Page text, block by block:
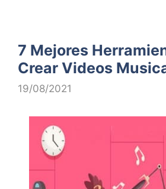
7 Mejores
Crear Videos
19/08/2021